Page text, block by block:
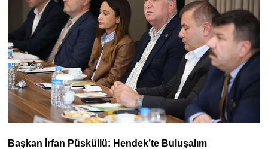
Başkan İrfan Püsküllü: Hendek’te Buluşalım